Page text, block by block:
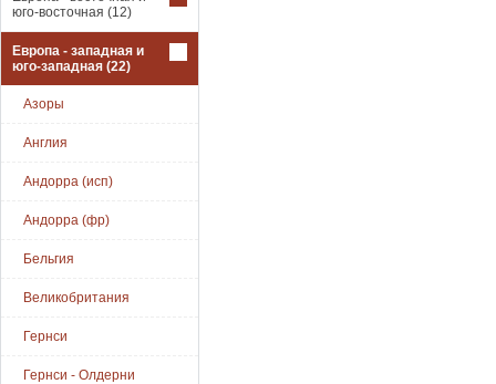
юго-восточная (12)
Европа - западная и
юго-западная (22)
Азоры
Англия
Андорра (исп)
Андорра (фр)
Бельгия
Великобритания
Гернси
Гернси - Олдерни